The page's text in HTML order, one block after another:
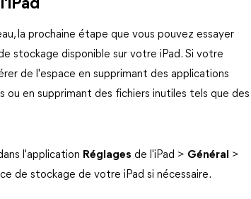
la prochaine étape que vous pouvez essayer
stockage disponible sur votre iPad. Si votre
de l'espace en supprimant des applications
ou en supprimant des fichiers inutiles tels que des
l'application Réglages de l'iPad > Général
>
de stockage de votre iPad si nécessaire.